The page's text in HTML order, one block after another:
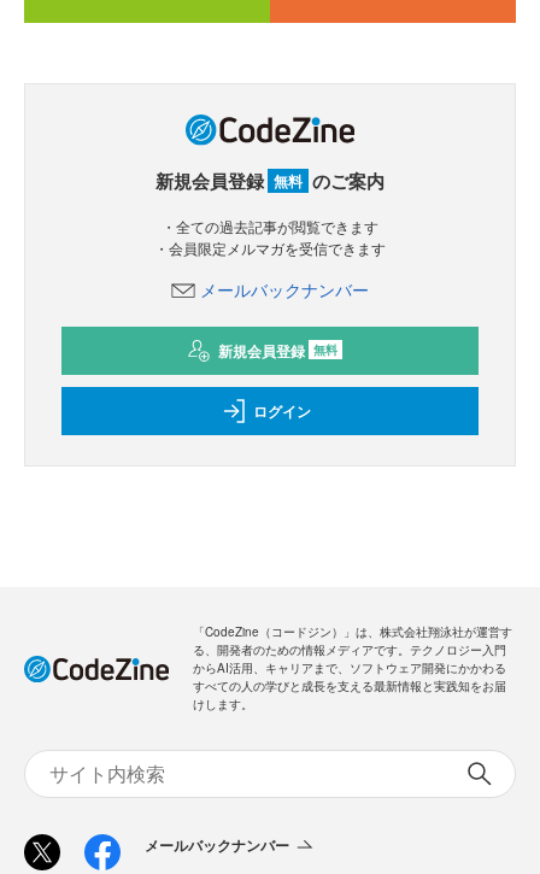
新規会員登録 無料 のご案内
・全ての過去記事が閲覧できます
・会員限定メルマガを受信できます
メールバックナンバー
新規会員登録 無料
ログイン
「CodeZine（コードジン）」は、株式会社翔泳社が運営す
る、開発者のための情報メディアです。テクノロジー入門
からAI活用、キャリアまで、ソフトウェア開発にかかわる
すべての人の学びと成長を支える最新情報と実践知をお届
けします。
メールバックナンバー